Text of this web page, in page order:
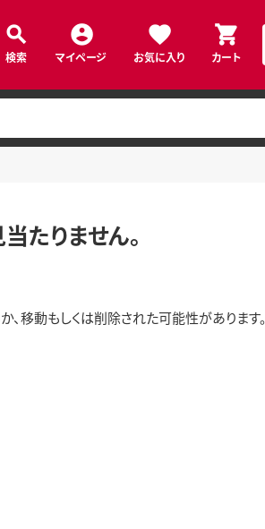
検索 マイページ お気に入り カート
たりません。
移動もしくは削除された可能性があります。